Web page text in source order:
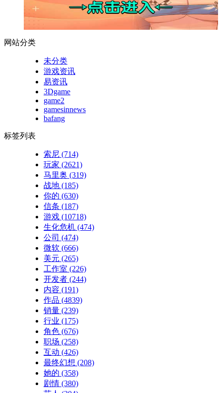
网站分类
未分类
游戏资讯
易资讯
3Dgame
game2
gamesinnews
bafang
标签列表
索尼 (714)
玩家 (2621)
马里奥 (319)
战地 (185)
你的 (630)
信条 (187)
游戏 (10718)
生化危机 (474)
公司 (474)
微软 (666)
美元 (265)
工作室 (226)
开发者 (244)
内容 (191)
作品 (4839)
销量 (239)
行业 (175)
角色 (676)
职场 (258)
互动 (426)
最终幻想 (208)
她的 (358)
剧情 (380)